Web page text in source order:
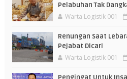
Pelabuhan Tak
Warta Logistik 001
Renungan Saat
Pejabat Dicari
Warta Logistik 001